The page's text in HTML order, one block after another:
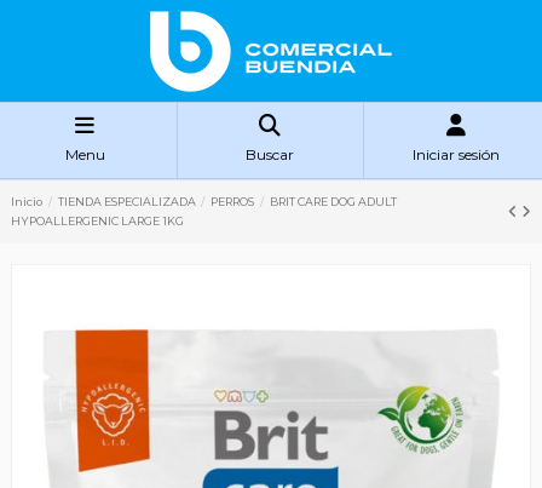
Menu Buscar Iniciar sesión
Inicio TIENDA ESPECIALIZADA PERROS
BRIT CARE DOG ADULT
HYPOALLERGENIC LARGE 1KG